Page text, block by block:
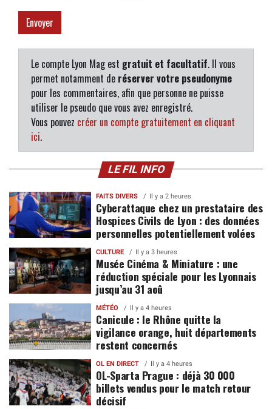
Le compte Lyon Mag est gratuit et facultatif. Il vous
permet notamment de réserver votre pseudonyme
pour les commentaires, afin que personne ne puisse
utiliser le pseudo que vous avez enregistré.
Vous pouvez créer un compte gratuitement en cliquant
ici.
LE FIL INFO
FAITS DIVERS Il y a 2 heures
Cyberattaque chez un prestataire des
Hospices Civils de Lyon : des données
personnelles potentiellement volées
CULTURE Il y a 3 heures
Musée Cinéma & Miniature : une
réduction spéciale pour les Lyonnais
jusqu’au 31 aoû
MÉTÉO Il y a 4 heures
Canicule : le Rhône quitte la
vigilance orange, huit départements
restent concernés
OL EN DIRECT Il y a 4 heures
OL-Sparta Prague : déjà 30 000
billets vendus pour le match retour
décisif